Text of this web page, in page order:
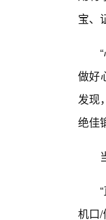
宝、
做好
发现
绝佳
机口